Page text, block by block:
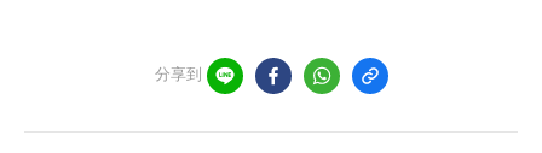
分享到